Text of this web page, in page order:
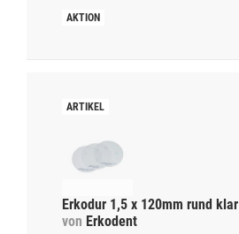
Erkodur 1,5 x 120mm rund klar
von Erkodent